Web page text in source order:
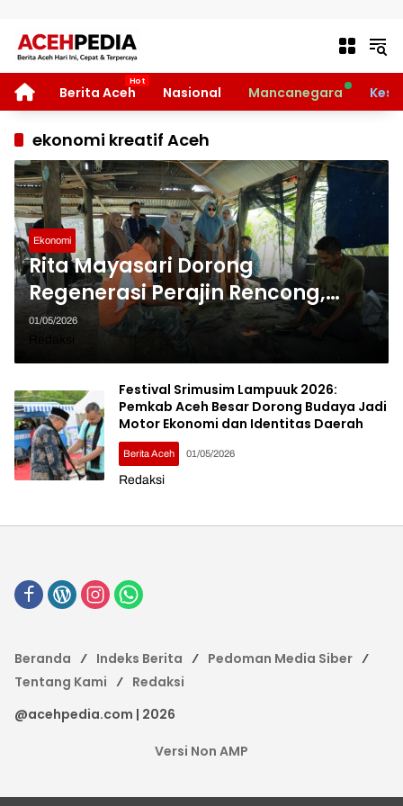
HOMEBerita Aceh Nasional Mancanegara
ekonomi kreatif Aceh
Ekonomi
Rita Mayasari Dorong
Regenerasi Perajin Rencong,
Jaga Warisan Tanoh Rencong
01/05/2026
Festival Srimusim Lampuuk 2026:
Pemkab Aceh Besar Dorong Budaya Jadi
Motor Ekonomi dan Identitas Daerah
Berita Aceh 01/05/2026
Redaksi
Beranda Indeks Berita
Pedoman Media Siber
Tentang Kami
Redaksi
@acehpedia.com | 2026
Versi Non AMP